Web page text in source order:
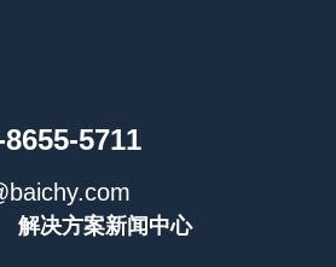
5711
解决方案新闻中心